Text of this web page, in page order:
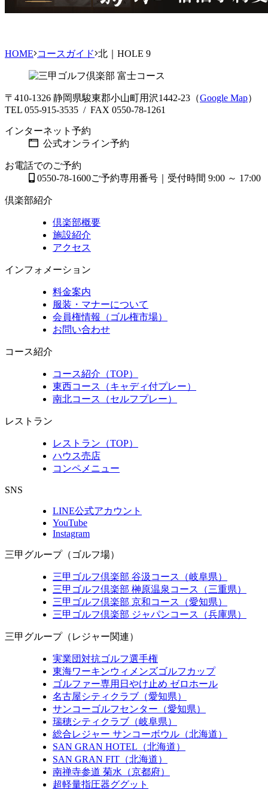
HOME コースガイド 北｜HOLE 9
〒410-1326 静岡県駿東郡小山町用沢1442-23（Google Map）
TEL 055-915-3535 / FAX 0550-78-1261
インターネット予約
公式オンライン予約
お電話でのご予約
0550-78-1600ご予約専用番号｜受付時間 9:00 ～ 17:00
倶楽部紹介
倶楽部概要
施設紹介
アクセス
インフォメーション
料金案内
服装・マナーについて
会員権情報（ゴル権市場）
お問い合わせ
コース紹介
コース紹介（TOP）
東西コース（キャディ付プレー）
南北コース（セルフプレー）
レストラン
レストラン（TOP）
ハウス売店
コンペメニュー
SNS
LINE公式アカウント
YouTube
Instagram
三甲グループ（ゴルフ場）
三甲ゴルフ倶楽部 谷汲コース（岐阜県）
三甲ゴルフ倶楽部 榊原温泉コース（三重県）
三甲ゴルフ倶楽部 京和コース（愛知県）
三甲ゴルフ倶楽部 ジャパンコース（兵庫県）
三甲グループ（レジャー関連）
実業団対抗ゴルフ選手権
東海ワーキンウィメンズゴルフカップ
ゴルファー専用日やけ止め ゼロホール
名古屋シティクラブ（愛知県）
サンコーゴルフセンター（愛知県）
瑞穂シティクラブ（岐阜県）
総合レジャー サンコーボウル（北海道）
SAN GRAN HOTEL（北海道）
SAN GRAN FIT（北海道）
南禅寺参道 菊水（京都府）
超軽量指圧器ググット